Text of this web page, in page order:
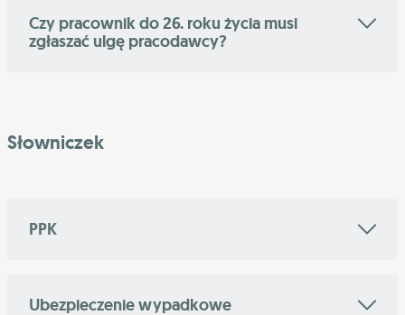
Czy pracownik do 26. roku życia musi
zgłaszać ulgę pracodawcy?
Słowniczek
PPK
Ubezpieczenie wypadkowe